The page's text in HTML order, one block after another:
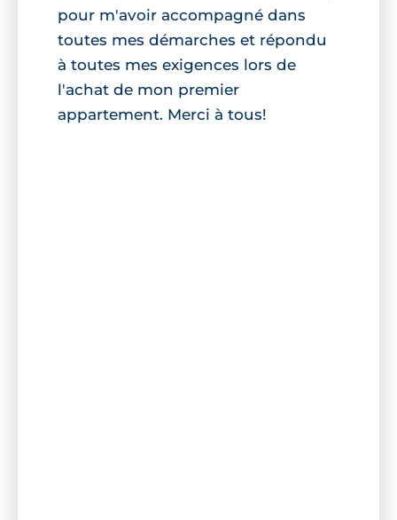
pour m'avoir accompagné dans
toutes mes démarches et répondu
à toutes mes exigences lors de
l'achat de mon premier
appartement. Merci à tous!